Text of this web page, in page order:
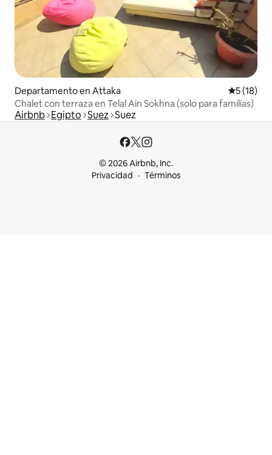
Departamento en Attaka
5 (18)
Chalet con terraza en Telal Ain Sokhna (solo para familias)
Airbnb Egipto Suez Suez
© 2026 Airbnb, Inc.
Privacidad
Términos